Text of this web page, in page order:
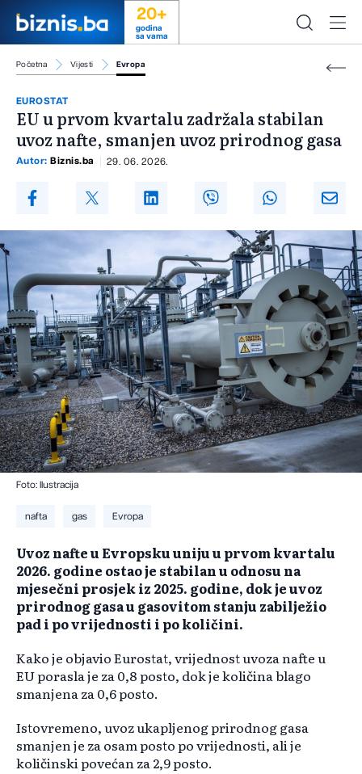
20+
godina
sa vama
Početna Vijesti Evropa
EUROSTAT
EU u prvom kvartalu zadržala stabilan
uvoz nafte, smanjen uvoz prirodnog gasa
Autor: Biznis.ba 29. 06. 2026.
Foto: Ilustracija
nafta gas Evropa
Uvoz nafte u Evropsku uniju u prvom kvartalu
2026. godine ostao je stabilan u odnosu na
mjesečni prosjek iz 2025. godine, dok je uvoz
prirodnog gasa u gasovitom stanju zabilježio
pad i po vrijednosti i po količini.
Kako je objavio Eurostat, vrijednost uvoza nafte u
EU porasla je za 0,8 posto, dok je količina blago
smanjena za 0,6 posto.
Istovremeno, uvoz ukapljenog prirodnog gasa
smanjen je za osam posto po vrijednosti, ali je
količinski povećan za 2,9 posto.